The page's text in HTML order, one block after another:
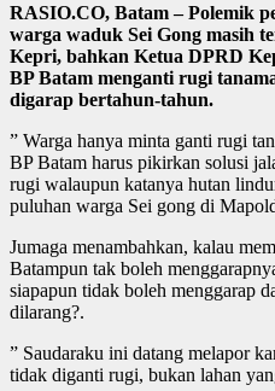
RASIO.CO, Batam – Polemik
warga waduk Sei Gong masih
Kepri, bahkan Ketua DPRD
BP Batam menganti rugi
digarap bertahun-tahun.
” Warga hanya minta ganti rugi
BP Batam harus pikirkan solusi
rugi walaupun katanya hutan
puluhan warga Sei gong di
Jumaga menambahkan, kalau
Batampun tak boleh
siapapun tidak boleh menggarap
dilarang?.
” Saudaraku ini datang melapor
tidak diganti rugi, bukan lahan